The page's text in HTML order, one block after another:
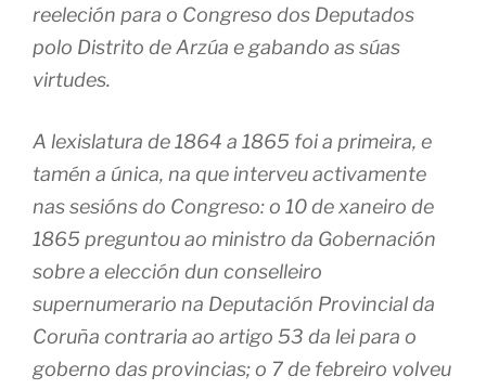
reeleción para o Congreso dos Deputados
polo Distrito de Arzúa e gabando as súas
virtudes.
A lexislatura de 1864 a 1865 foi a primeira, e
tamén a única, na que interveu activamente
nas sesións do Congreso: o 10 de xaneiro de
1865 preguntou ao ministro da Gobernación
sobre a elección dun conselleiro
supernumerario na Deputación Provincial da
Coruña contraria ao artigo 53 da lei para o
goberno das provincias; o 7 de febreiro volveu